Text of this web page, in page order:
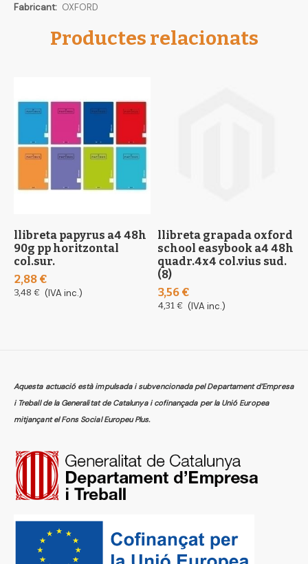
Més
OXFORD
Productes relacionats
llibreta papyrus a4 48h
90g pp horitzontal
col.sur.
2,88 €
3,48 € (IVA inc.)
llibreta grapada oxford
school easybook a4 48h
quadr.4x4 col.vius sud.
(8)
3,56 €
4,31 € (IVA inc.)
Aquesta actuació està impulsada i subvencionada pel Departament d’Empresa
i Treball de la Generalitat de Catalunya i cofinançada per la Unió Europea
mitjançant el Fons Social Europeu Plus.